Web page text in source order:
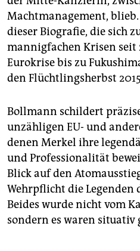
Machtmanagement,
dieser Biografie, die sich
mannigfachen Krisen seit
Eurokrise bis zu
den Flüchtlingsherbst
Bollmann schildert
unzähligen EU- und
denen Merkel ihre
und Professionalität
Blick auf den
Wehrpflicht die Legenden
Beides wurde nicht vom
sondern es waren si­tua­tiv